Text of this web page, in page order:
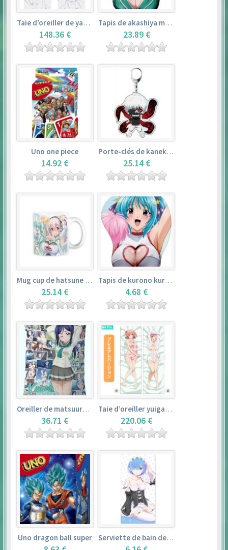
Taie d’oreiller de yamada elf – eromanga sensei
148.36 €
Tapis de akashiya moka – rosario + vampire
23.89 €
Uno one piece
14.92 €
Porte-clés de kaneki ken – tokyo ghoul
25.14 €
Mug cup de hatsune miku & super sonico – vocaloid
25.14 €
Tapis de kurono kurumu – rosario + vampire
4.68 €
Oreiller de matsuura kanan (35cm×53cm) – love live! sunshine!!
36.71 €
Taie d’oreiller yuigahama yui (50cm×150cm) – yahari ore no seishun love comedy wa machigatteiru. zoku
220.06 €
Uno dragon ball super Serviette de bain de rem (120×60cm) – re:zero kara hajimeru isekai seikatsu